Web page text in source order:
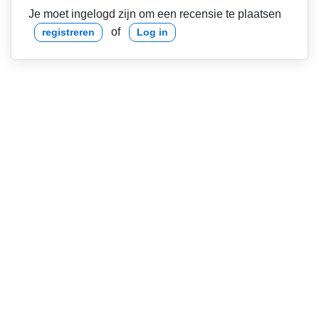
Je moet ingelogd zijn om een recensie te plaatsen
registreren of Log in